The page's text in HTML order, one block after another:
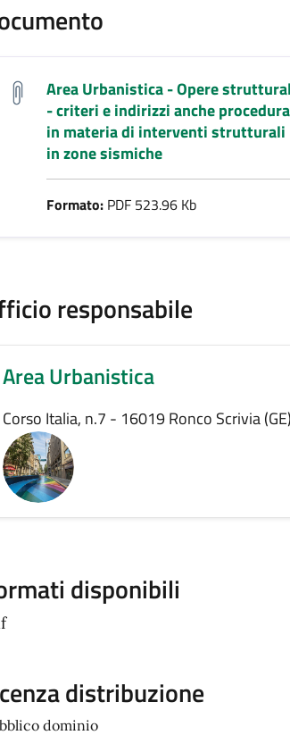
Area Urbanistica - Opere
- criteri e indirizzi anche
in materia di interventi strutturali
in zone sismiche
Formato: PDF 523.96 Kb
responsabile
Area Urbanistica
Corso Italia, n.7 - 16019 Ronco Scrivia (GE)
disponibili
distribuzione
dominio